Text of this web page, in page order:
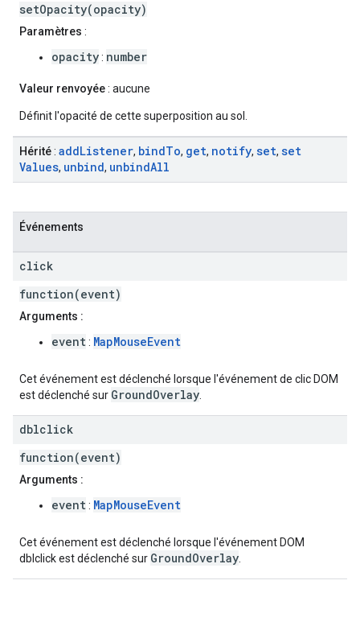
setOpacity(opacity)
Paramètres :
opacity: number
Valeur renvoyée: aucune
Définit l'opacité de cette superposition au sol.
Hérité: addListener, bindTo, get, notify, set, set
Values, unbind, unbindAll
Événements
click
function(event)
Arguments :
event: MapMouseEvent
Cet événement est déclenché lorsque l'événement de clic DOM
est déclenché sur GroundOverlay
dblclick
function(event)
Arguments :
event: MapMouseEvent
Cet événement est déclenché lorsque l'événement DOM
dblclick est déclenché sur GroundOverlay